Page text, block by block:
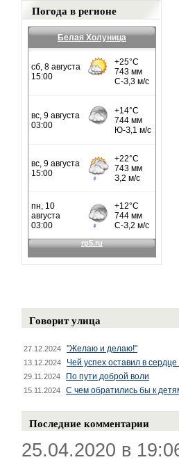
Погода в регионе
Белая Холуница
Говорит улица
27.12.2024 "Желаю и делаю!"
13.12.2024 Чей успех оставил в
29.11.2024 По пути доброй воли
15.11.2024 С чем обратились бы к
Последние комментарии
25.04.2020 в